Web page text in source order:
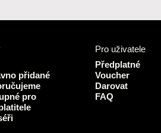
přidané
pro
Pro uživatele
Předplatné
Voucher
Darovat
FAQ